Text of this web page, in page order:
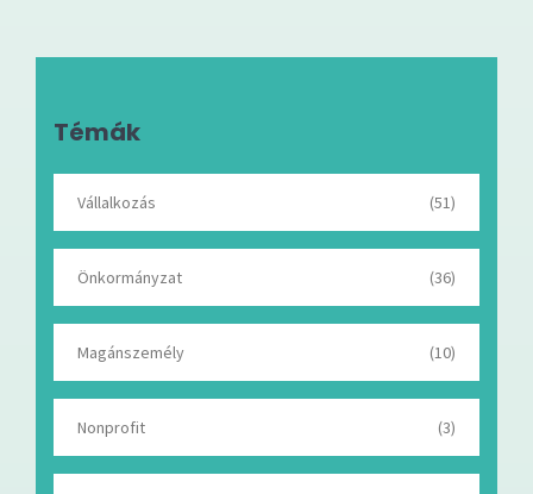
Témák
Vállalkozás (51)
Önkormányzat (36)
Magánszemély (10)
Nonprofit (3)